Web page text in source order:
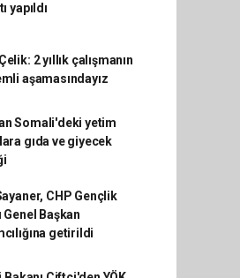
yapıldı
2 yıllık çalışmanın
aşamasındayız
Somali'deki yetim
gıda ve giyecek
CHP Gençlik
Genel Başkan
getirildi